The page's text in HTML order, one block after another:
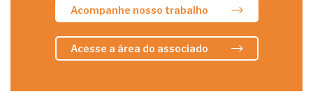
Acompanhe nosso trabalho
Acesse a área do associado